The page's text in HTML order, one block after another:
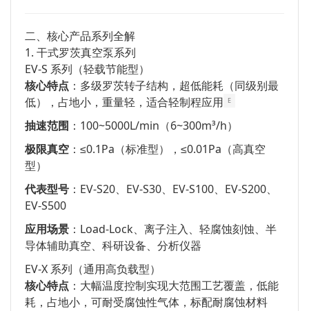
二、核心产品系列全解
1. 干式罗茨真空泵系列
EV-S 系列（轻载节能型）
核心特点 ：多级罗茨转子结构，超低能耗（同级别最
低），占地小，重量轻，适合轻制程应用
E
抽速范围 ：100~5000L/min（6~300m³/h）
极限真空 ：≤0.1Pa（标准型），≤0.01Pa（高真空
型）
代表型号 ：EV-S20、EV-S30、EV-S100、EV-S200、
EV-S500
应用场景 ：Load-Lock、离子注入、轻腐蚀刻蚀、半
导体辅助真空、科研设备、分析仪器
EV-X 系列（通用高负载型）
核心特点 ：大幅温度控制实现大范围工艺覆盖，低能
耗，占地小，可耐受腐蚀性气体，标配耐腐蚀材料